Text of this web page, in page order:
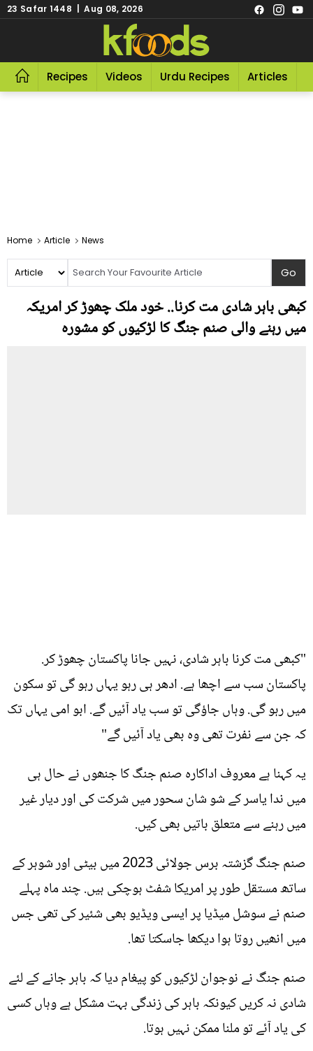
23 Safar 1448 | Aug 08, 2026
Recipes Videos Urdu Recipes Articles
Home Article News
کبھی باہر شادی مت کرنا.. خود ملک چھوڑ کر امریکہ
میں رہنے والی صنم جنگ کا لڑکیوں کو مشورہ
"کبھی مت کرنا باہر شادی، نہیں جانا پاکستان چھوڑ کر.
پاکستان سب سے اچھا ہے. ادھر ہی رہو یہاں رہو گی تو سکون
میں رہو گی. وہاں جاؤگی تو سب یاد آئیں گے. ابو امی یہاں تک
کہ جن سے نفرت تھی وہ بھی یاد آئیں گے"
یہ کہنا ہے معروف اداکارہ صنم جنگ کا جنھوں نے حال ہی
میں ندا یاسر کے شو شان سحور میں شرکت کی اور دیار غیر
میں رہنے سے متعلق باتیں بھی کیں.
صنم جنگ گزشتہ برس جولائی 2023 میں بیٹی اور شوہر کے
ساتھ مستقل طور پر امریکا شفٹ ہوچکی ہیں. چند ماہ پہلے
صنم نے سوشل میڈیا پر ایسی ویڈیو بھی شئیر کی تھی جس
میں انھیں روتا ہوا دیکھا جاسکتا تھا.
صنم جنگ نے نوجوان لڑکیوں کو پیغام دیا کہ باہر جانے کے لئے
شادی نہ کریں کیونکہ باہر کی زندگی بہت مشکل ہے وہاں کسی
کی یاد آئے تو ملنا ممکن نہیں ہوتا.